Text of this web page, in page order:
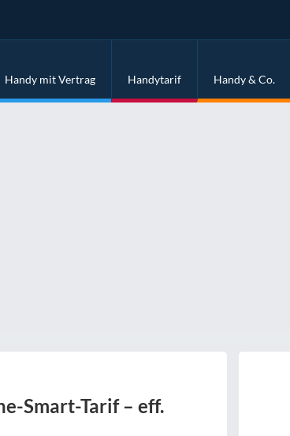
Handy mit Vertrag Handytarif Handy & Co.
Smart-Tarif – eff.